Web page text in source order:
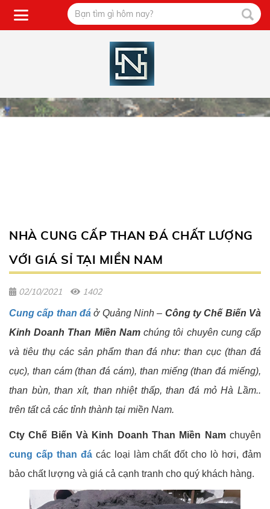
NHÀ CUNG CẤP THAN ĐÁ CHẤT LƯỢNG
VỚI GIÁ SỈ TẠI MIỀN NAM
02/10/2021 1402
Cung cấp than đá ở Quảng Ninh – Công ty Chế Biến Và
Kinh Doanh Than Miền Namchúng tôi chuyên cung cấp
và tiêu thụ các sản phẩm than đá như: than cục (than đá
cục), than cám (than đá cám), than miếng (than đá miếng),
than bùn, than xít, than nhiệt thấp, than đá mỏ Hà Lầm..
trên tất cả các tỉnh thành tại miền Nam.
Cty Chế Biến Và Kinh Doanh Than Miền Nam chuyên
cung cấp than đácác loại làm chất đốt cho lò hơi, đảm
bảo chất lượng và giá cả cạnh tranh cho quý khách hàng.